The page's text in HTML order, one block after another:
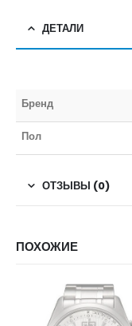
ДЕТАЛИ
Бренд
Пол
ОТЗЫВЫ (0)
ПОХОЖИЕ
НЕТ В НАЛИЧИИ